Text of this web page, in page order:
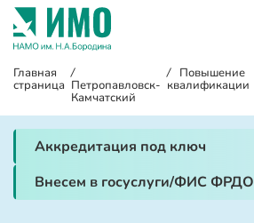
Главная
страница
/
Петропавловск-
Камчатский
/ Повышение
квалификации
Аккредитация под ключ
Внесем в госуслуги/ФИС ФРДО